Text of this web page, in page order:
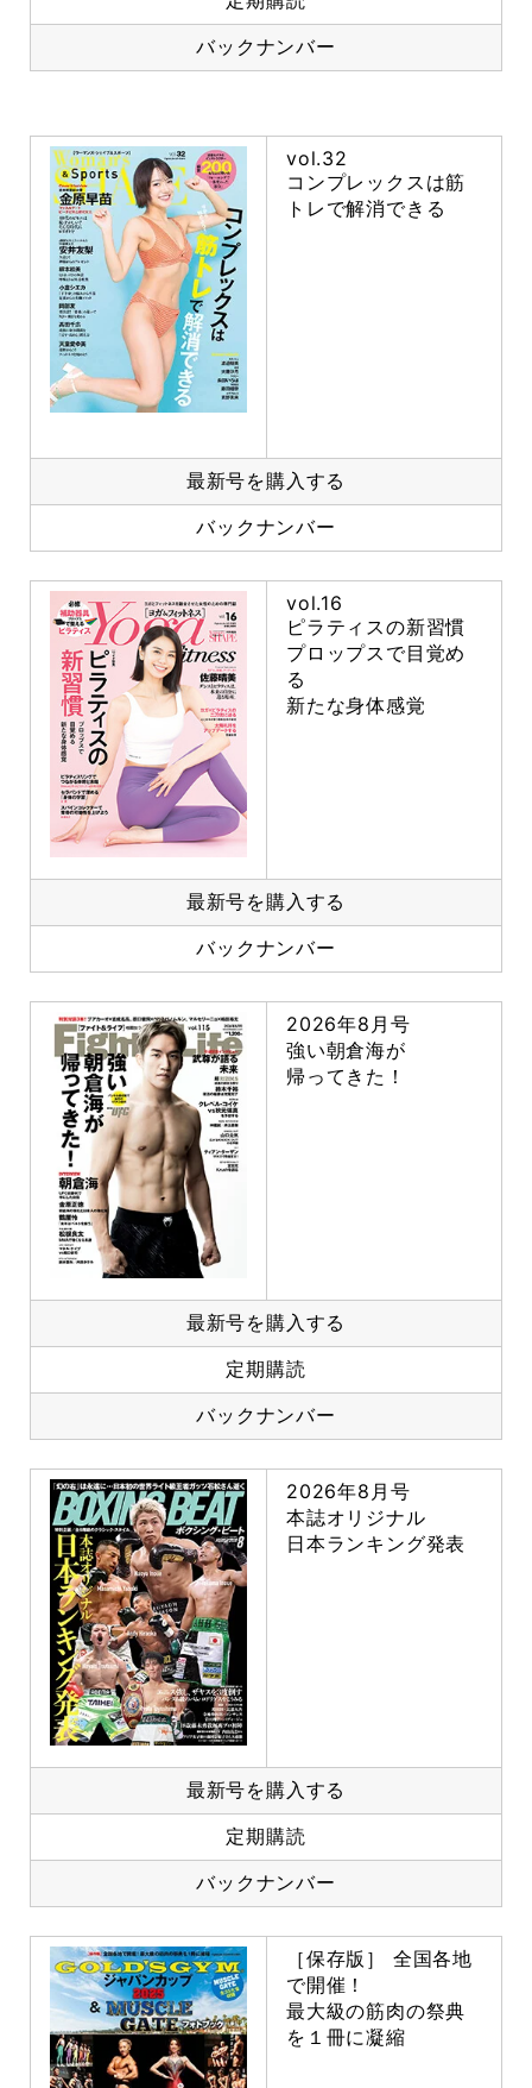
バックナンバー
vol.32
コンプレックスは筋
トレで解消できる
最新号を購入する
バックナンバー
vol.16
ピラティスの新習慣
プロップスで目覚め
る
新たな身体感覚
最新号を購入する
バックナンバー
2026年8月号
強い朝倉海が
帰ってきた！
最新号を購入する
定期購読
バックナンバー
2026年8月号
本誌オリジナル
日本ランキング発表
最新号を購入する
定期購読
バックナンバー
［保存版］ 全国各地
で開催！
最大級の筋肉の祭典
を１冊に凝縮